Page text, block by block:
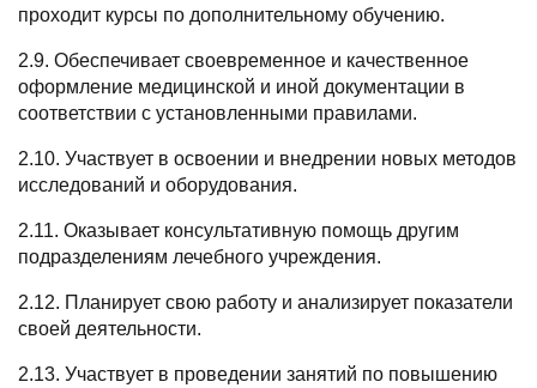
проходит курсы по дополнительному обучению.
2.9. Обеспечивает своевременное и качественное
оформление медицинской и иной документации в
соответствии с установленными правилами.
2.10. Участвует в освоении и внедрении новых методов
исследований и оборудования.
2.11. Оказывает консультативную помощь другим
подразделениям лечебного учреждения.
2.12. Планирует свою работу и анализирует показатели
своей деятельности.
2.13. Участвует в проведении занятий по повышению